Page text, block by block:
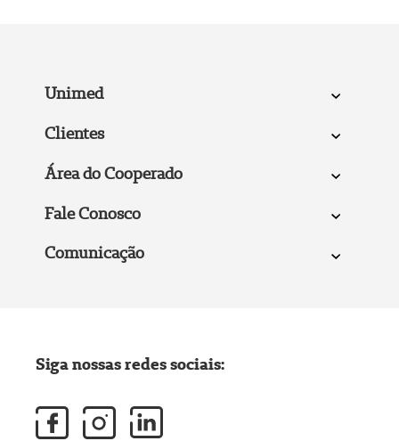
Unimed
Clientes
Área do Cooperado
Fale Conosco
Comunicação
Siga nossas redes sociais: